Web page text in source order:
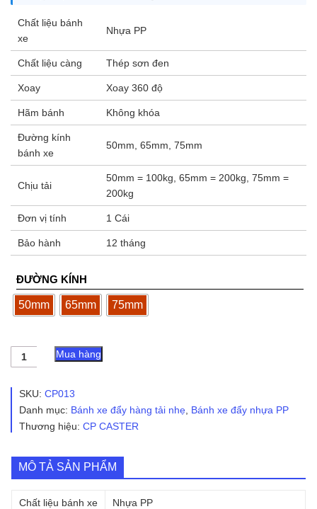
Chất liệu bánh
xe
Nhựa PP
Chất liệu càng Thép sơn đen
Xoay Xoay 360 độ
Hãm bánh Không khóa
Đường kính
bánh xe
50mm, 65mm, 75mm
Chịu tải
50mm = 100kg, 65mm = 200kg, 75mm =
200kg
Đơn vị tính 1 Cái
Bảo hành 12 tháng
ĐƯỜNG KÍNH
50mm 65mm 75mm
Bánh
xe
nhựa
CP013
2in,
xoay
số
Mua hàng
SKU: CP013
Danh mục: Bánh xe đẩy hàng tải nhẹ, Bánh xe đẩy nhựa PP
Thương hiệu: CP CASTER
MÔ TẢ SẢN PHẨM
Chất liệu bánh xe Nhựa PP